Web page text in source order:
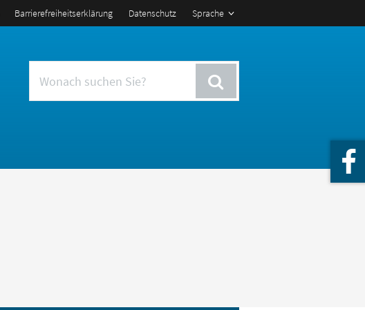
Sprache
Barrierefreiheitserklärung Datenschutz